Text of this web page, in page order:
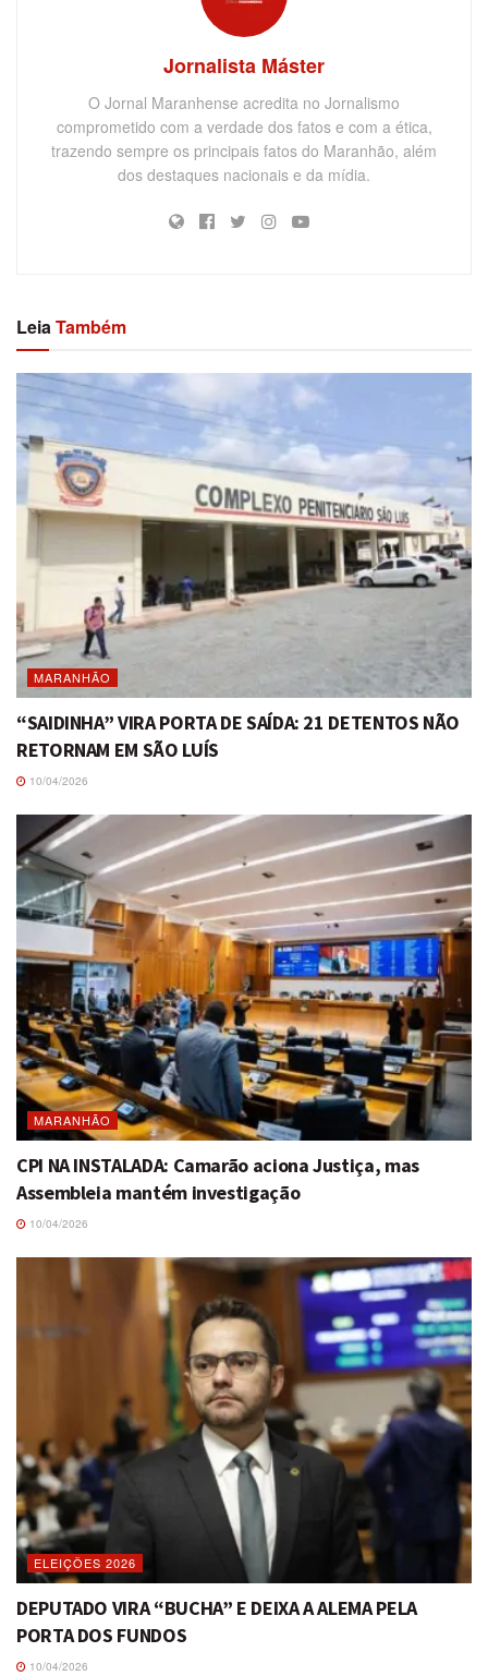
Jornalista Máster
O Jornal Maranhense acredita no Jornalismo
comprometido com a verdade dos fatos e com a ética,
trazendo sempre os principais fatos do Maranhão, além
dos destaques nacionais e da mídia.
LeiaTambém
MARANHÃO
“SAIDINHA” VIRA PORTA DE SAÍDA: 21 DETENTOS NÃO
RETORNAM EM SÃO LUÍS
10/04/2026
MARANHÃO
CPI NA INSTALADA: Camarão aciona Justiça, mas
Assembleia mantém investigação
10/04/2026
ELEIÇÕES 2026
DEPUTADO VIRA “BUCHA” E DEIXA A ALEMA PELA
PORTA DOS FUNDOS
10/04/2026